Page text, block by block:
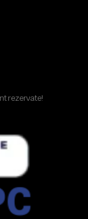
rezervate!